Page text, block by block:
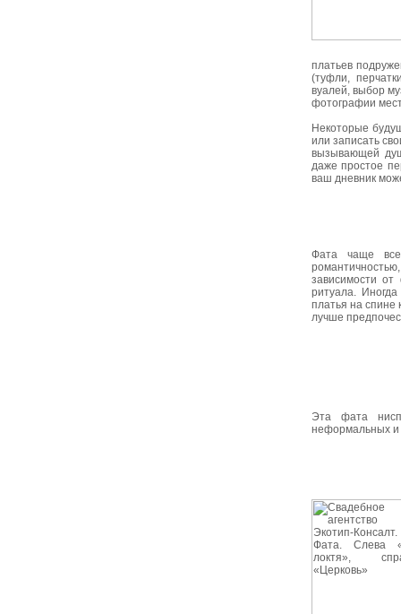
платьев
(туфли,
вуалей, выбор
фотографии
Некоторые
или записать
вызывающей
даже простое
ваш дневник
Фата чаще
зависимости
ритуала.
платья на спине
лучше
Эта фата
неформальных